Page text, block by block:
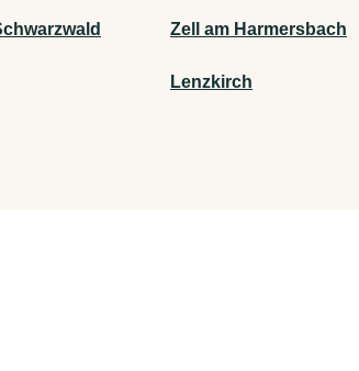
Zell am Harmersbach
Lenzkirch